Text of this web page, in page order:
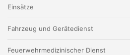
Einsätze
Fahrzeug und Gerätedienst
Feuerwehrmedizinischer Dienst